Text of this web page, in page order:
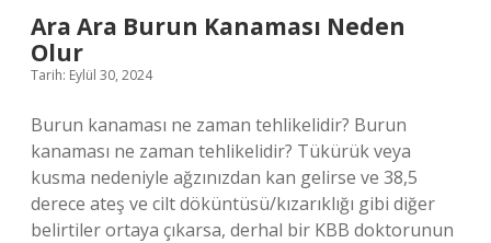
Ara Ara Burun Kanaması Neden
Olur
Tarih: Eylül 30, 2024
Burun kanaması ne zaman tehlikelidir? Burun
kanaması ne zaman tehlikelidir? Tükürük veya
kusma nedeniyle ağzınızdan kan gelirse ve 38,5
derece ateş ve cilt döküntüsü/kızarıklığı gibi diğer
belirtiler ortaya çıkarsa, derhal bir KBB doktorunun